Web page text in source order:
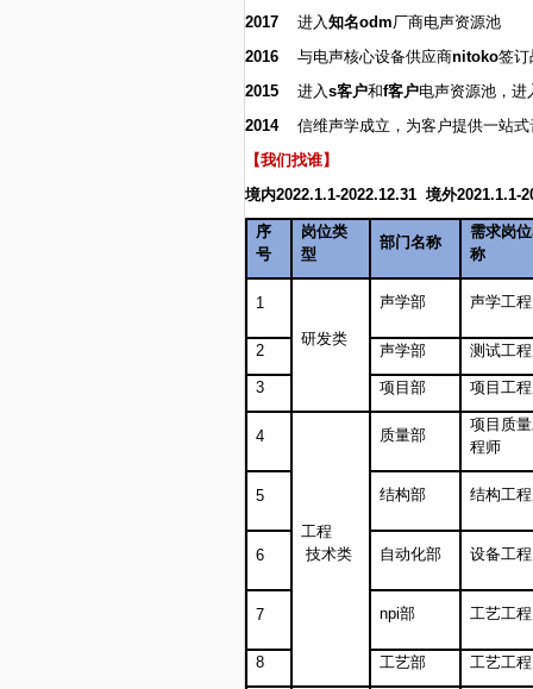
2017 进入知名odm厂商电声资源池
2016 与电声核心设备供应商nitoko签订
2015 进入s客户和f客户电声资源池，进
2014 信维声学成立，为客户提供一站
【我们找谁】
境内2022.1.1-2022.12.31 境外2021.1.1-
序
号
岗位类
型
部门名称
需求岗
称
1
研发类
声学部 声学工
2 声学部 测试工
3 项目部 项目工
4
工程
技术类
质量部
项目质
程师
5 结构部 结构工
6 自动化部 设备工
7 npi部 工艺工
8 工艺部 工艺工